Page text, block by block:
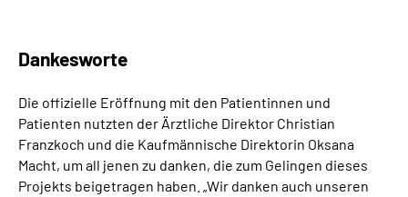
Dankesworte
Die offizielle Eröffnung mit den Patientinnen und
Patienten nutzten der Ärztliche Direktor Christian
Franzkoch und die Kaufmännische Direktorin Oksana
Macht, um all jenen zu danken, die zum Gelingen dieses
Projekts beigetragen haben. „Wir danken auch unseren